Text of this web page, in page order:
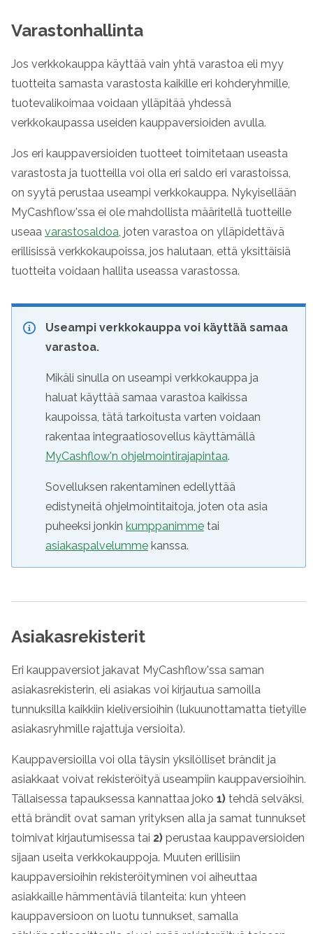
Varastonhallinta
Jos verkkokauppa käyttää vain yhtä varastoa eli myy
tuotteita samasta varastosta kaikille eri kohderyhmille,
tuotevalikoimaa voidaan ylläpitää yhdessä
verkkokaupassa useiden kauppaversioiden avulla.
Jos eri kauppaversioiden tuotteet toimitetaan useasta
varastosta ja tuotteilla voi olla eri saldo eri varastoissa,
on syytä perustaa useampi verkkokauppa. Nykyisellään
MyCashflow'ssa ei ole mahdollista määritellä tuotteille
useaa varastosaldoa, joten varastoa on ylläpidettävä
erillisissä verkkokaupoissa, jos halutaan, että yksittäisiä
tuotteita voidaan hallita useassa varastossa.
Useampi verkkokauppa voi käyttää samaa
varastoa.
Mikäli sinulla on useampi verkkokauppa ja
haluat käyttää samaa varastoa kaikissa
kaupoissa, tätä tarkoitusta varten voidaan
rakentaa integraatiosovellus käyttämällä
MyCashflow'n ohjelmointirajapintaa.
Sovelluksen rakentaminen edellyttää
edistyneitä ohjelmointitaitoja, joten ota asia
puheeksi jonkin kumppanimme tai
asiakaspalvelumme kanssa.
Asiakasrekisterit
Eri kauppaversiot jakavat MyCashflow'ssa saman
asiakasrekisterin, eli asiakas voi kirjautua samoilla
tunnuksilla kaikkiin kieliversioihin (lukuunottamatta tietyille
asiakasryhmille rajattuja versioita).
Kauppaversioilla voi olla täysin yksilölliset brändit ja
asiakkaat voivat rekisteröityä useampiin kauppaversioihin.
Tällaisessa tapauksessa kannattaa joko 1) tehdä selväksi,
että brändit ovat saman yrityksen alla ja samat tunnukset
toimivat kirjautumisessa tai 2) perustaa kauppaversioiden
sijaan useita verkkokauppoja. Muuten erillisiin
kauppaversioihin rekisteröityminen voi aiheuttaa
asiakkaille hämmentäviä tilanteita: kun yhteen
kauppaversioon on luotu tunnukset, samalla